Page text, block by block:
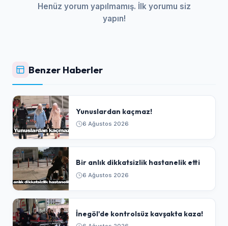
Henüz yorum yapılmamış. İlk yorumu siz
yapın!
Benzer Haberler
Yunuslardan kaçmaz!
6 Ağustos 2026
Bir anlık dikkatsizlik hastanelik etti
6 Ağustos 2026
İnegöl'de kontrolsüz kavşakta kaza!